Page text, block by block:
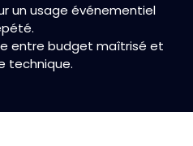
un usage événementiel
entre budget maîtrisé et
technique.